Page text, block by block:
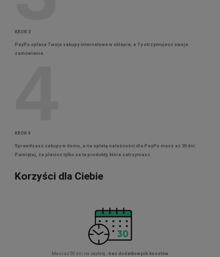
KROK 3
PayPo opłaca Twoje zakupy internetowe w sklepie, a Ty otrzymujesz swoje
zamówienie.
KROK 4
Sprawdzasz zakupy w domu, a na spłatę należności dla PayPo masz aż 30 dni.
Pamiętaj, że płacisz tylko za te produkty, które zatrzymasz.
Korzyści dla Ciebie
Masz aż 30 dni na zapłatę - bez dodatkowych kosztów